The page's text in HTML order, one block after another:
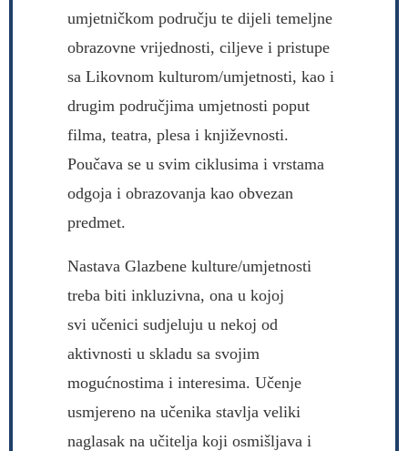
umjetničkom području te dijeli temeljne
obrazovne vrijednosti, ciljeve i pristupe
sa Likovnom kulturom/umjetnosti, kao i
drugim područjima umjetnosti poput
filma, teatra, plesa i književnosti.
Poučava se u svim ciklusima i vrstama
odgoja i obrazovanja kao obvezan
predmet.
Nastava Glazbene kulture/umjetnosti
treba biti inkluzivna, ona u kojoj
svi učenici sudjeluju u nekoj od
aktivnosti u skladu sa svojim
mogućnostima i interesima. Učenje
usmjereno na učenika stavlja veliki
naglasak na učitelja koji osmišljava i